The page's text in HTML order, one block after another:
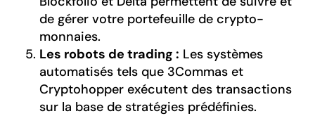
de gérer votre portefeuille de crypto-
monnaies.
Les robots de trading : Les systèmes
automatisés tels que 3Commas et
Cryptohopper exécutent des transactions
sur la base de stratégies prédéfinies.